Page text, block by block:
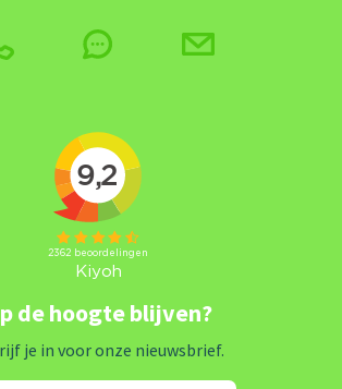
de hoogte blijven?
je in voor onze nieuwsbrief.